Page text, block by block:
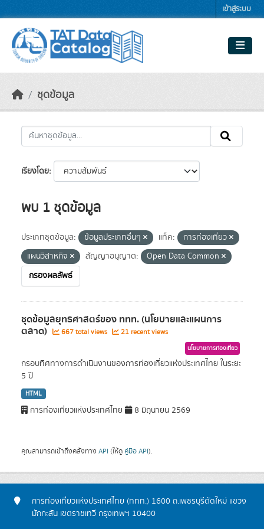
เข้าสู่ระบบ
ชุดข้อมูล
เรียงโดย
พบ 1 ชุดข้อมูล
ประเภทชุดข้อมูล: ข้อมูลประเภทอื่นๆ แท็ค:
การท่องเที่ยว
แผนวิสาหกิจ
สัญญาอนุญาต:
Open Data Common
กรองผลลัพธ์
ชุดข้อมูลยุทธศาสตร์ของ ททท. (นโยบายและแผนการ
ตลาด) 667 total views 21 recent views
นโยบายการท่องเที่ยว
กรอบทิศทางการดำเนินงานของการท่องเที่ยวแห่งประเทศไทย ในระยะ
5 ปี
HTML
การท่องเที่ยวแห่งประเทศไทย 8 มิถุนายน 2569
คุณสามารถเข้าถึงคลังทาง API (ให้ดู คู่มือ API).
การท่องเที่ยวแห่งประเทศไทย (ททท.) 1600 ถ.เพชรบุรีตัดใหม่ แขวง
มักกะสัน เขตราชเทวี กรุงเทพฯ 10400